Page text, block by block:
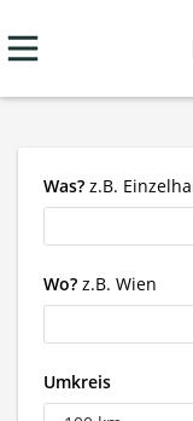
Was? z.B.
Wo? z.B. Wien
Umkreis